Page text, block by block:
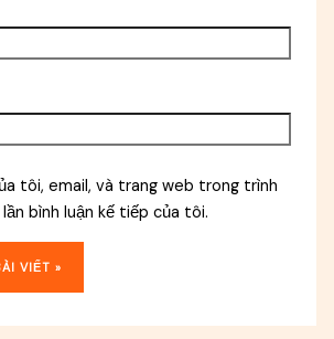
tôi, email, và trang web trong trình
bình luận kế tiếp của tôi.